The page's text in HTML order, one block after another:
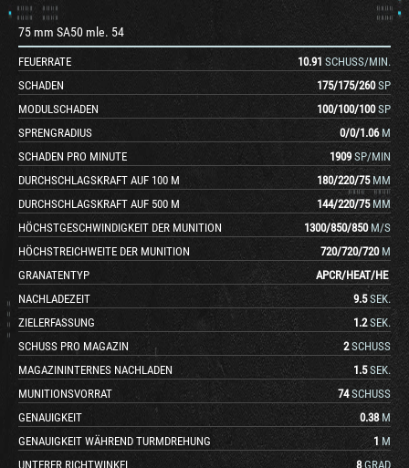
75 mm SA50 mle. 54
FEUERRATE 10.91 SCHUSS/MIN.
SCHADEN
175/175/260 SP
MODULSCHADEN
100/100/100 SP
SPRENGRADIUS
0/0/1.06 M
SCHADEN PRO MINUTE
1909 SP/MIN
DURCHSCHLAGSKRAFT AUF 100 M
180/220/75 MM
DURCHSCHLAGSKRAFT AUF 500 M
144/220/75 MM
HÖCHSTGESCHWINDIGKEIT DER MUNITION
1300/850/850 M/S
HÖCHSTREICHWEITE DER MUNITION
720/720/720 M
GRANATENTYP
APCR/HEAT/HE
NACHLADEZEIT
9.5 SEK.
ZIELERFASSUNG
1.2 SEK.
SCHUSS PRO MAGAZIN
2 SCHUSS
MAGAZININTERNES NACHLADEN
1.5 SEK.
MUNITIONSVORRAT
74 SCHUSS
GENAUIGKEIT
0.38 M
GENAUIGKEIT WÄHREND TURMDREHUNG
1 M
UNTERER RICHTWINKEL
8 GRAD